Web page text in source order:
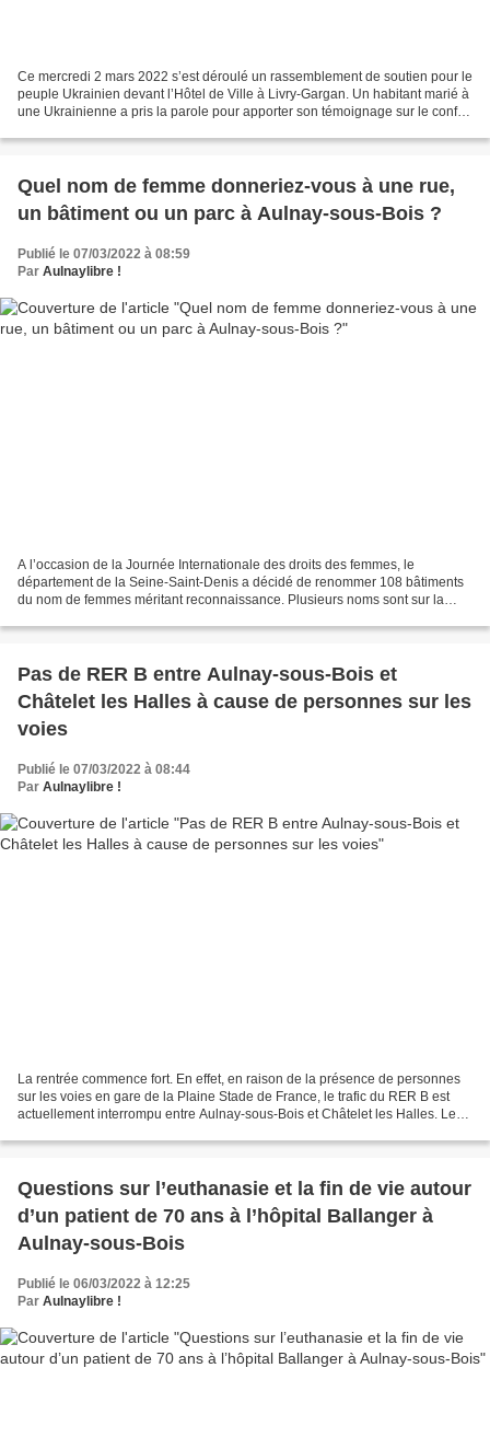
Ce mercredi 2 mars 2022 s’est déroulé un rassemblement de soutien pour le
peuple Ukrainien devant l’Hôtel de Ville à Livry-Gargan. Un habitant marié à
une Ukrainienne a pris la parole pour apporter son témoignage sur le conflit
Quel nom de femme donneriez-vous à une rue,
un bâtiment ou un parc à Aulnay-sous-Bois ?
Publié le 07/03/2022 à 08:59
Par Aulnaylibre !
A l’occasion de la Journée Internationale des droits des femmes, le
département de la Seine-Saint-Denis a décidé de renommer 108 bâtiments
du nom de femmes méritant reconnaissance. Plusieurs noms sont sur la
Pas de RER B entre Aulnay-sous-Bois et
Châtelet les Halles à cause de personnes sur les
voies
Publié le 07/03/2022 à 08:44
Par Aulnaylibre !
La rentrée commence fort. En effet, en raison de la présence de personnes
sur les voies en gare de la Plaine Stade de France, le trafic du RER B est
actuellement interrompu entre Aulnay-sous-Bois et Châtelet les Halles. Le
Questions sur l’euthanasie et la fin de vie autour
d’un patient de 70 ans à l’hôpital Ballanger à
Aulnay-sous-Bois
Publié le 06/03/2022 à 12:25
Par Aulnaylibre !